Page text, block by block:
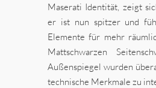
Maserati Identität, zeigt
er ist nun spitzer und
Elemente für mehr
Mattschwarzen
Außenspiegel wurden
technische Merkmale zu